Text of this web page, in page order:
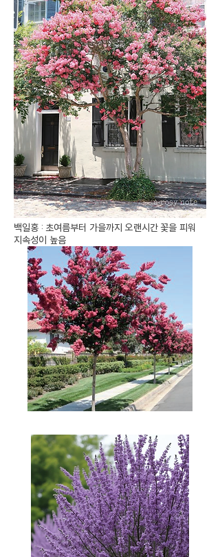
백일홍 : 초여름부터 가을까지 오랜시간 꽃을 피워
지속성이 높음